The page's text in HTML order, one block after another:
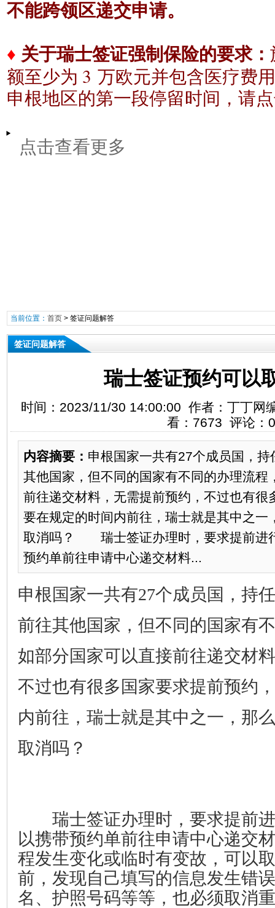
不能跨领区递交申请。
♦ 关于瑞士签证强制保险的要求：
额至少为 3 万欧元并包含医疗费
申根地区的第一段停留时间，请
点击查看更多
当前位置： 首页> 签证问题解答
签证问题解答
瑞士签证预约可以
时间：2023/11/30 14:00:00 作者：丁丁网
看：7673 评论：0
内容摘要： 申根国家一共有27个成员国，
其他国家，但不同的国家有不同的办理流程
前往递交材料，无需提前预约，不过也有很
要在规定的时间内前往，瑞士就是其中之一
取消吗？​ 瑞士签证办理时，要求提前进
预约单前往申请中心递交材料...
申根国家一共有27个成员国，持
前往其他国家，但不同的国家有
如部分国家可以直接前往递交材
不过也有很多国家要求提前预约
内前往，瑞士就是其中之一，那
取消吗？
瑞士签证办理时，要求提前进
以携带预约单前往申请中心递交
程发生变化或临时有变故，可以
前，发现自己填写的信息发生错
名、护照号码等等，也必须取消